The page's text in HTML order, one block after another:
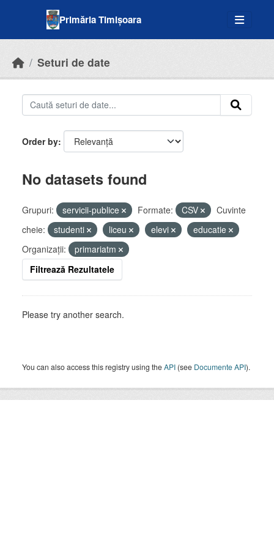
Primăria Timișoara
Seturi de date
Order by
No datasets found
Grupuri: servicii-publice Formate: CSV
Cuvinte
cheie:
studenti liceu elevi
educatie
Organizații:
primariatm
Filtrează Rezultatele
Please try another search.
You can also access this registry using theAPI (see Documente API).